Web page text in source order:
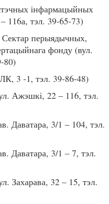
інфармацыйных
116а, тэл. 39-65-73)
Сектар перыядычных,
фонду (вул.
80)
3 -1, тэл. 39-86-48)
Ажэшкі, 22 – 116, тэл.
Даватара, 3/1 – 104, тэл.
Даватара, 3/1 – 7, тэл.
Захарава, 32 – 15, тэл.